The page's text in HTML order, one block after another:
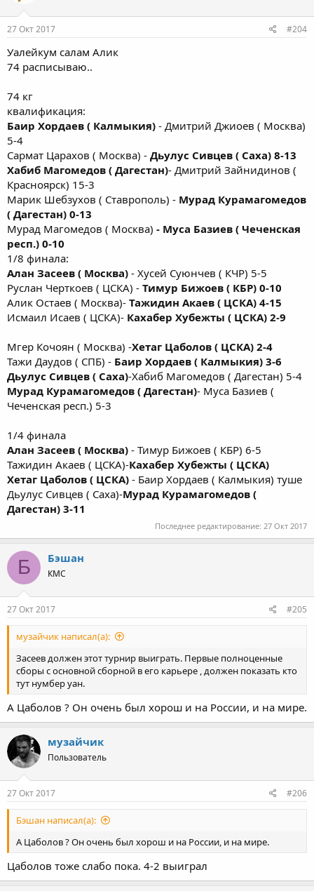
27 Окт 2017 #204
Уалейкум салам Алик
74 расписываю..
74 кг
квалификация:
Баир Хордаев ( Калмыкия) - Дмитрий Джиоев ( Москва)
5-4
Сармат Царахов ( Москва) - Дьулус Сивцев ( Саха) 8-13
Хабиб Магомедов ( Дагестан)- Дмитрий Зайнидинов (
Красноярск) 15-3
Марик Шебзухов ( Ставрополь) - Мурад Курамагомедов
( Дагестан) 0-13
Мурад Магомедов ( Москва) - Муса Базиев ( Чеченская
респ.) 0-10
1/8 финала:
Алан Засеев ( Москва) - Хусей Суюнчев ( КЧР) 5-5
Руслан Черткоев ( ЦСКА) - Тимур Бижоев ( КБР) 0-10
Алик Остаев ( Москва)- Тажидин Акаев ( ЦСКА) 4-15
Исмаил Исаев ( ЦСКА)- Кахабер Хубежты ( ЦСКА) 2-9
Мгер Кочоян ( Москва) -Хетаг Цаболов ( ЦСКА) 2-4
Тажи Даудов ( СПБ) - Баир Хордаев ( Калмыкия) 3-6
Дьулус Сивцев ( Саха)-Хабиб Магомедов ( Дагестан) 5-4
Мурад Курамагомедов ( Дагестан)- Муса Базиев (
Чеченская респ.) 5-3
1/4 финала
Алан Засеев ( Москва) - Тимур Бижоев ( КБР) 6-5
Тажидин Акаев ( ЦСКА)-Кахабер Хубежты ( ЦСКА)
Хетаг Цаболов ( ЦСКА) - Баир Хордаев ( Калмыкия) туше
Дьулус Сивцев ( Саха)-Мурад Курамагомедов (
Дагестан) 3-11
Последнее редактирование: 27 Окт 2017
Б Бэшан
КМС
27 Окт 2017 #205
музайчик написал(а):
Засеев должен этот турнир выиграть. Первые полноценные
сборы с основной сборной в его карьере , должен показать кто
тут нумбер уан.
А Цаболов ? Он очень был хорош и на России, и на мире.
музайчик
Пользователь
27 Окт 2017 #206
Бэшан написал(а):
А Цаболов ? Он очень был хорош и на России, и на мире.
Цаболов тоже слабо пока. 4-2 выиграл